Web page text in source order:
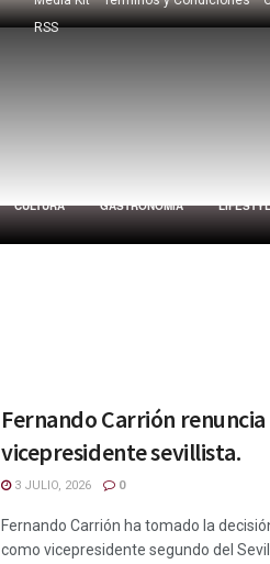
RSS
CULTURA GASTRONOMÍA
Fernando Carrión
vicepresidente sevillista.
3 JULIO, 2026 0
Fernando Carrión ha tomado la
como vicepresidente segundo del